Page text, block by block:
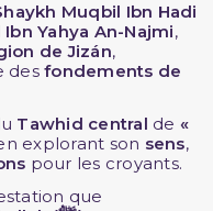
Muqbil Ibn Hadi
Yahya An-Najmi,
de Jizán,
desfondements de
Tawhid central de «
explorant son sens,
pour les croyants.
que